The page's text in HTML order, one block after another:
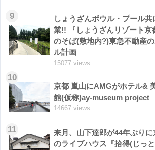
9
しょうざんボウル・プール共
業!! 『しょうざんリゾート京
のそば(敷地内?)東急不動産
ル計画
15077 views
10
京都 嵐山にAMGがホテル&
館(仮称)ay-museum project
14667 views
11
来月、山下達郎が44年ぶりに
のライブハウス『拾得(じっと